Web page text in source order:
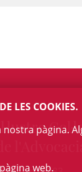
LES COOKIES.
nostra
web.